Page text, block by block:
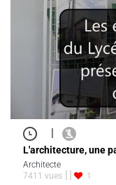
|
L'architecture, une
Architecte
7411 vues
1